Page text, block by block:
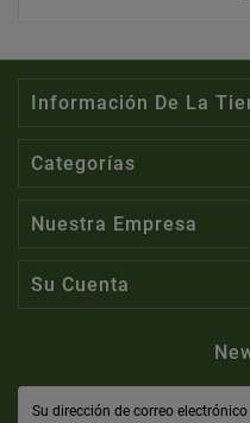
Información De La
Categorías
Nuestra Empresa
Su Cuenta